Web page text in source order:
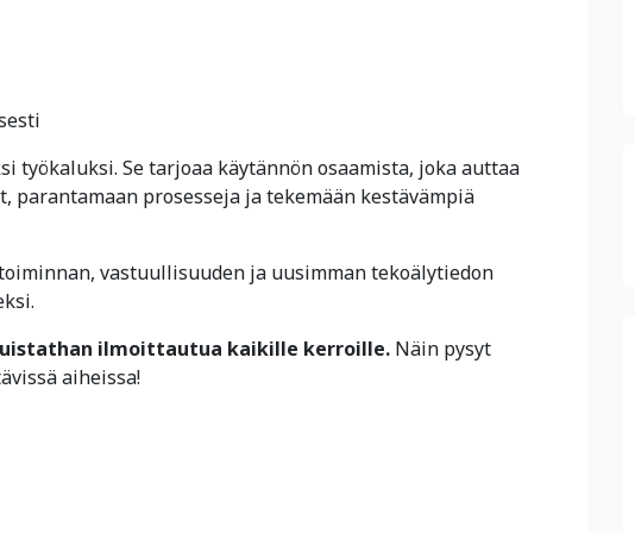
työkaluksi. Se tarjoaa käytännön osaamista, joka auttaa
prosesseja ja tekemään kestävämpiä
vastuullisuuden ja uusimman tekoälytiedon
ilmoittautua kaikille kerroille. Näin pysyt
aiheissa!